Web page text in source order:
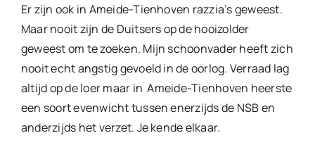
Er zijn ook in Ameide-Tienhoven razzia’s geweest.
Maar nooit zijn de Duitsers op de hooizolder
geweest om te zoeken. Mijn schoonvader heeft zich
nooit echt angstig gevoeld in de oorlog. Verraad lag
altijd op de loer maar in Ameide-Tienhoven heerste
een soort evenwicht tussen enerzijds de NSB en
anderzijds het verzet. Je kende elkaar.